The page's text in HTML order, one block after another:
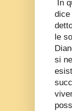
In
dice
le
si